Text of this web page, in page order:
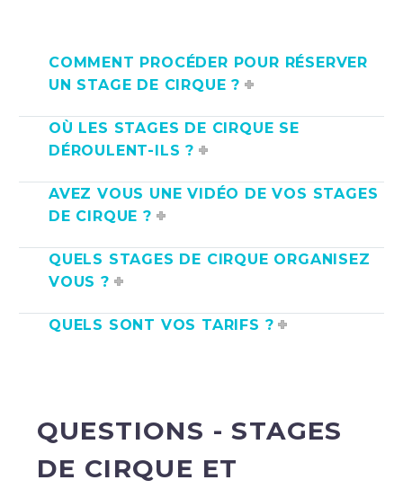
COMMENT PROCÉDER POUR RÉSERVER
UN STAGE DE CIRQUE ?
OÙ LES STAGES DE CIRQUE SE
DÉROULENT-ILS ?
AVEZ VOUS UNE VIDÉO DE VOS STAGES
DE CIRQUE ?
QUELS STAGES DE CIRQUE ORGANISEZ
VOUS ?
QUELS SONT VOS TARIFS ?
QUESTIONS - STAGES
DE CIRQUE ET